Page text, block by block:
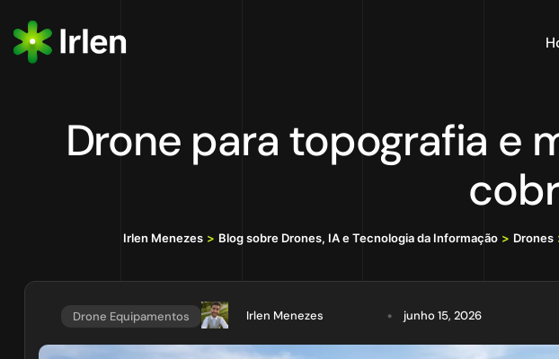
Drone para topografia e
Irlen Menezes > Blog sobre Drones, IA e Tecnologia da Informação > Drones
Drone Equipamentos Irlen Menezes junho 15, 2026